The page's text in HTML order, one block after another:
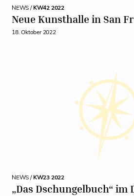
NEWS /KW42 2022
Neue Kunsthalle in San
18. Oktober 2022
NEWS /KW23 2022
„Das Dschungelbuch“ im